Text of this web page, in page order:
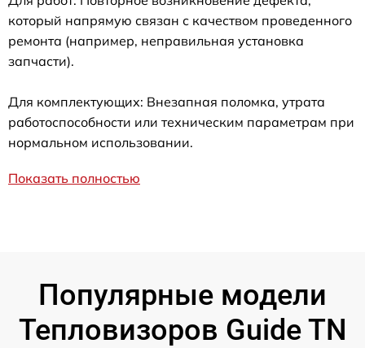
который напрямую связан с качеством проведенного
ремонта (например, неправильная установка
запчасти).
Для комплектующих: Внезапная поломка, утрата
работоспособности или техническим параметрам при
нормальном использовании.
Показать полностью
Популярные модели
Тепловизоров Guide TN